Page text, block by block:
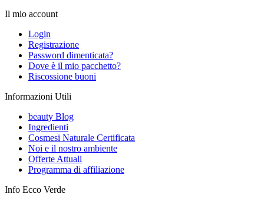
Il mio account
Login
Registrazione
Password dimenticata?
Dove è il mio pacchetto?
Riscossione buoni
Informazioni Utili
beauty Blog
Ingredienti
Cosmesi Naturale Certificata
Noi e il nostro ambiente
Offerte Attuali
Programma di affiliazione
Info Ecco Verde